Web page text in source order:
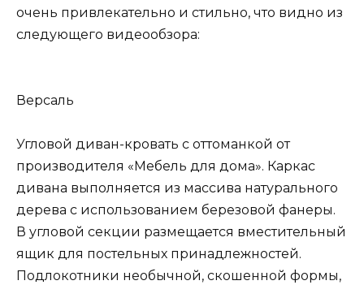
очень привлекательно и стильно, что видно из
следующего видеообзора:
Версаль
Угловой диван-кровать с оттоманкой от
производителя «Мебель для дома». Каркас
дивана выполняется из массива натурального
дерева с использованием березовой фанеры.
В угловой секции размещается вместительный
ящик для постельных принадлежностей.
Подлокотники необычной, скошенной формы,